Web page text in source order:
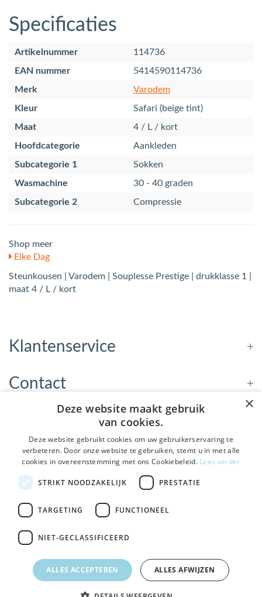
Specificaties
Artikelnummer
114736
EAN nummer
5414590114736
Merk
Varodem
Kleur
Safari (beige tint)
Maat
4 / L / kort
Hoofdcategorie
Aankleden
Subcategorie 1
Sokken
Wasmachine
30 - 40 graden
Subcategorie 2
Compressie
Shop meer
Elke Dag
Steunkousen | Varodem | Souplesse Prestige | drukklasse 1 |
maat 4 / L / kort
Klantenservice
Contact
Openingstijden
Nieuwsbrief
Bezoek de winkel in Sneek, Bolswarderbaan 3C
Gratis verzendingvanaf € 75
×
Deze website maakt gebruik
van cookies.
Deze website gebruikt cookies om uw gebruikerservaring te
verbeteren. Door onze website te gebruiken, stemt u in met alle
cookies in overeenstemming met ons Cookiebeleid. Lees verder
STRIKT NOODZAKELIJK PRESTATIE
TARGETING FUNCTIONEEL
NIET-GECLASSIFICEERD
ALLES ACCEPTEREN ALLES AFWIJZEN
De Welzijnwinkel in je
inbox
Geen spam, geen verkooppraatjes — gewoon fijne
updates over hulpmiddelen die echt iets toevoegen.
Ja leuk! Schrijf me in